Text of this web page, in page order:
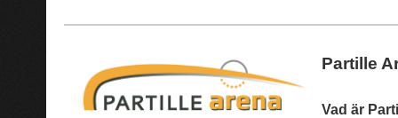
Partille
Vad är